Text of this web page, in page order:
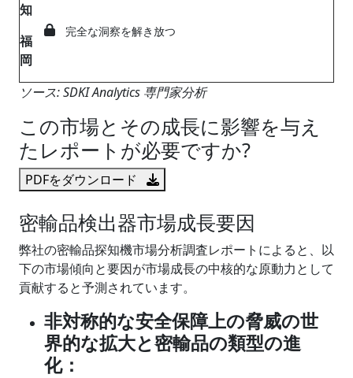
知
完全な洞察を解き放つ
福
岡
ソース: SDKI Analytics 専門家分析
この市場とその成長に影響を与え
たレポートが必要ですか?
PDFをダウンロード
密輸品検出器市場成長要因
弊社の密輸品探知機市場分析調査レポートによると、以
下の市場傾向と要因が市場成長の中核的な原動力として
貢献すると予測されています。
非対称的な安全保障上の脅威の世
界的な拡大と密輸品の類型の進
化：